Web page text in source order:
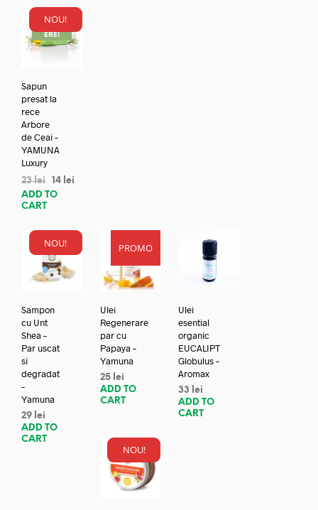
NOU!
REDUC
ERE!
Sapun
presat la
rece
Arbore
de Ceai –
YAMUNA
Luxury
23lei 14 lei
ADD TO
CART
NOU!
Sampon
cu Unt
Shea –
Par uscat
si
degradat
–
Yamuna
29 lei
ADD TO
CART
PROMO
Ulei
Regenerare
par cu
Papaya –
Yamuna
25 lei
ADD TO
CART
Ulei
esential
organic
EUCALIPT
Globulus –
Aromax
33
lei
ADD TO
CART
NOU!